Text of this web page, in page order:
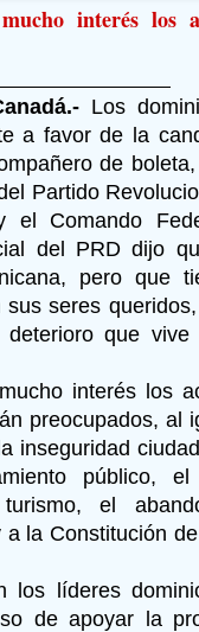
interés los
Los
a favor de la
de
Partido
el Comando
del PRD dijo
pero que
seres
que
interés los
preocupados, al
inseguridad
público,
el
la Constitución
los líderes
de apoyar la